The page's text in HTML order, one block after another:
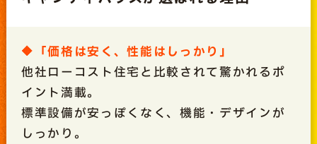
🔶「価格は安く、性能はしっかり」
他社ローコスト住宅と比較されて驚かれるポ
イント満載。
標準設備が安っぽくなく、機能・デザインが
しっかり。